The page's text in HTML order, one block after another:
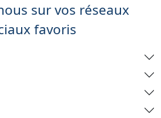
sur vos réseaux
favoris